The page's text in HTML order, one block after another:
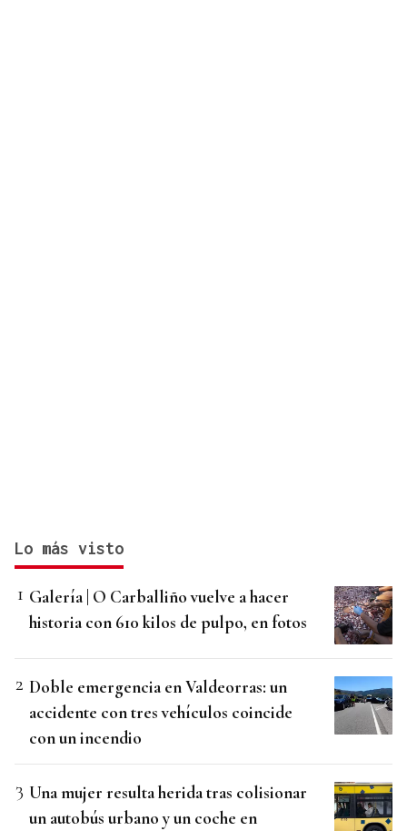
Lo más visto
Galería | O Carballiño vuelve a hacer
historia con 610 kilos de pulpo, en fotos
Doble emergencia en Valdeorras: un
accidente con tres vehículos coincide
con un incendio
Una mujer resulta herida tras colisionar
un autobús urbano y un coche en